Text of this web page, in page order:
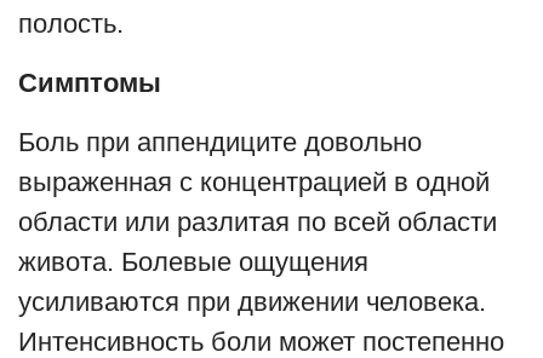
полость.
Симптомы
Боль при аппендиците довольно
выраженная с концентрацией в одной
области или разлитая по всей области
живота. Болевые ощущения
усиливаются при движении человека.
Интенсивность боли может постепенно